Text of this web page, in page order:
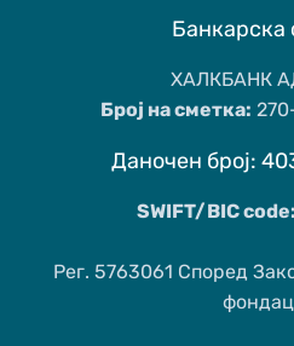
Банкарска
ХАЛКБАНК
Број на сметка:
Даночен број:
SWIFT/BIC
Рег. 5763061 Според